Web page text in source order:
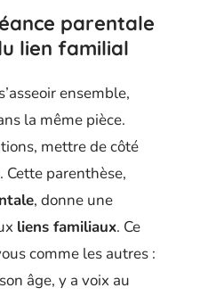
parentale
lien familial
ensemble,
la même pièce.
mettre de côté
parenthèse,
, donne une
liens familiaux. Ce
comme les autres :
âge, y a voix au